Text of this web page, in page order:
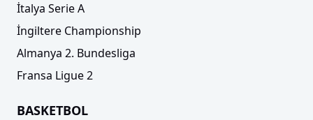
İtalya Serie A
İngiltere Championship
Almanya 2. Bundesliga
Fransa Ligue 2
BASKETBOL